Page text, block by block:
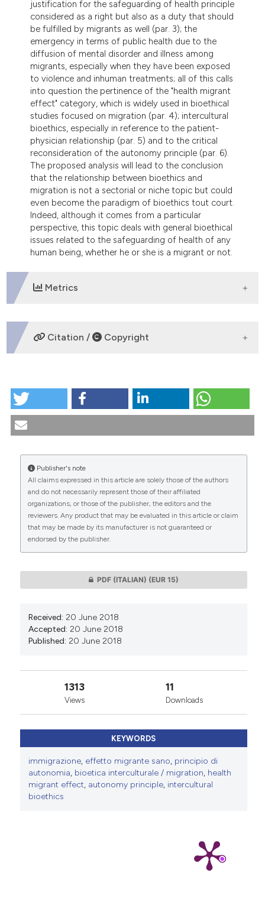
justification for the safeguarding of health principle
considered as a right but also as a duty that should
be fulfilled by migrants as well (par. 3); the
emergency in terms of public health due to the
diffusion of mental disorder and illness among
migrants, especially when they have been exposed
to violence and inhuman treatments; all of this calls
into question the pertinence of the "health migrant
effect" category, which is widely used in bioethical
studies focused on migration (par. 4); intercultural
bioethics, especially in reference to the patient-
physician relationship (par. 5) and to the critical
reconsideration of the autonomy principle (par. 6).
The proposed analysis will lead to the conclusion
that the relationship between bioethics and
migration is not a sectorial or niche topic but could
even become the paradigm of bioethics tout court.
Indeed, although it comes from a particular
perspective, this topic deals with general bioethical
issues related to the safeguarding of health of any
human being, whether he or she is a migrant or not.
Metrics
DOWNLOADS
CITATIONS
0 0
Citation / Copyright
Immigrazione e salute come paradigma per la
More Citation Formats
Publisher's note
All claims expressed in this article are solely those of the authors
and do not necessarily represent those of their affiliated
organizations, or those of the publisher, the editors and the
reviewers. Any product that may be evaluated in this article or claim
that may be made by its manufacturer is not guaranteed or
endorsed by the publisher.
PDF (ITALIAN) (EUR 15)
Received: 20 June 2018
Accepted: 20 June 2018
Published: 20 June 2018
1313
Views
11
Downloads
KEYWORDS
immigrazione, effetto migrante sano, principio di
autonomia, bioetica interculturale / migration, health
migrant effect, autonomy principle, intercultural
bioethics